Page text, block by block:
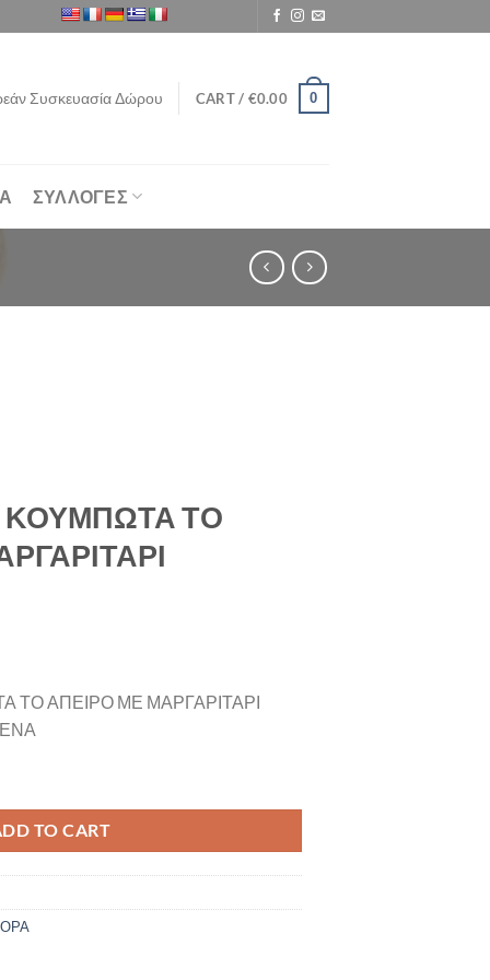
Συσκευασία Δώρου CART / €0.00 0
ΣΥΛΛΟΓΕΣ
ΚΟΥΜΠΩΤΑ ΤΟ
ΤΟ ΑΠΕΙΡΟ ΜΕ ΜΑΡΓΑΡΙΤΑΡΙ
TO CART